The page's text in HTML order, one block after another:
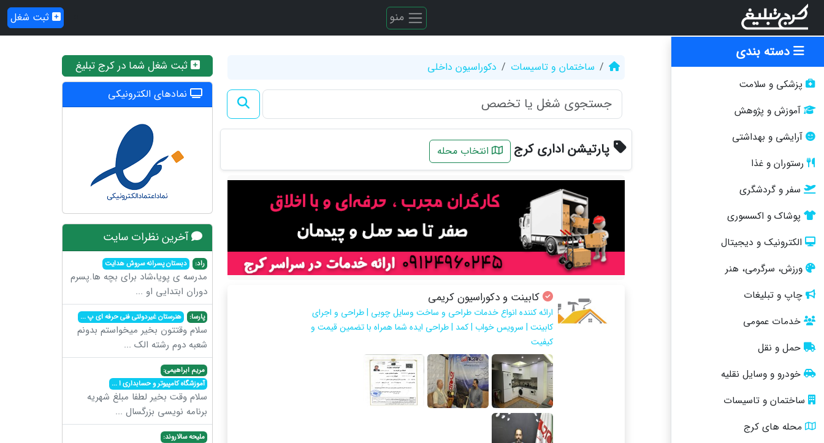
منو ثبت شغل
دسته بندی
پزشکی و سلامت
آموزش و پژوهش
آرایشی و بهداشتی
رستوران و غذا
سفر و گردشگری
پوشاک و اکسسوری
الکترونیک و دیجیتال
ورزش، سرگرمی، هنر
چاپ و تبلیغات
خدمات عمومی
حمل و نقل
خودرو و وسایل نقلیه
ساختمان و تاسیسات
محله های کرج
ساختمان و تاسیسات دکوراسیون داخلی
پارتیشن اداری کرج انتخاب محله
کابینت و دکوراسیون کریمی
ارائه کننده انواع خدمات طراحی و ساخت وسایل چوبی | طراحی و اجرای
کابینت | سرویس خواب | کمد | طراحی ایده شما همراه با تضمین قیمت و
کیفیت
ثبت شغل شما در کرج تبلیغ
نمادهای الکترونیکی
آخرین نظرات سایت
راد: دبستان پسرانه سروش هدایت
مدرسه ی پویا،شاد برای بچه ها.پسرم
دوران ابتدایی او ...
پارسا: هنرستان غیردولتی فنی حرفه ای پ...
سلام وقتتون بخیر میخواستم بدونم
شعبه دوم رشته الک ...
مریم ابراهیمی:
آموزشگاه کامپیوتر و حسابداری ا...
سلام وقت بخیر لطفا مبلغ شهریه
برنامه نویسی بزرگسال ...
ملیحه سالاروند: